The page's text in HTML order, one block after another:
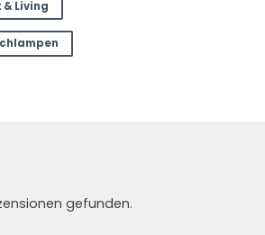
& Living
gefunden.